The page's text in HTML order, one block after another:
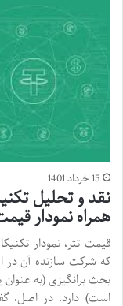
15 خرداد 1401
همراه نمودار
قیمت تتر، نمودار
بحث برانگیزی (به عنوان